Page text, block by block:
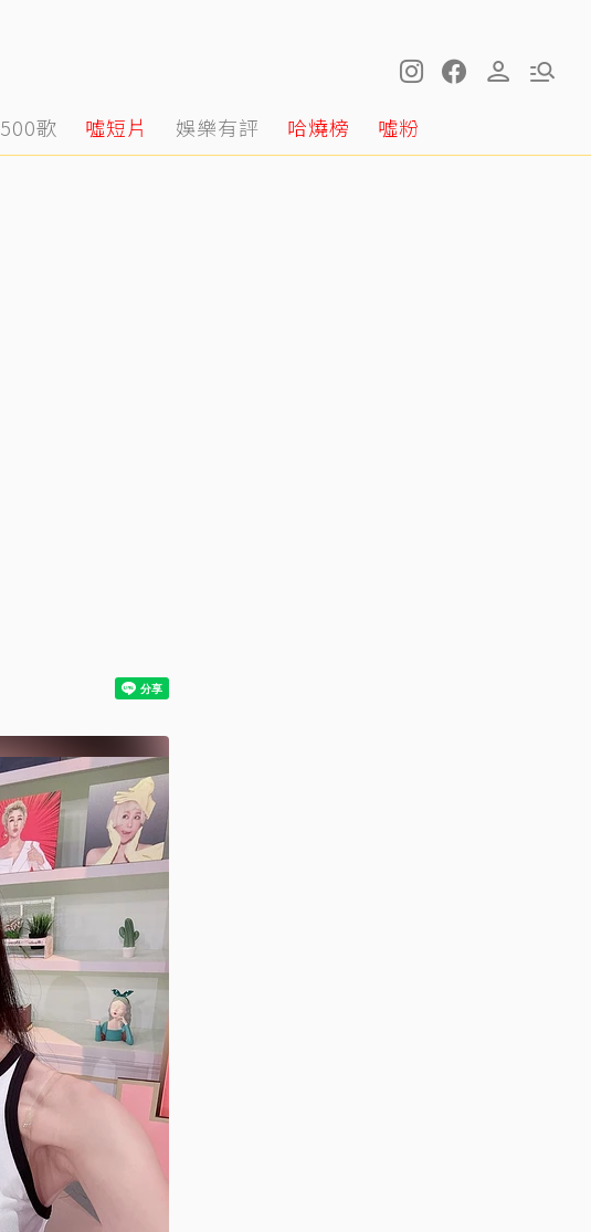
500歌 噓短片 娛樂有評 哈燒榜 噓粉